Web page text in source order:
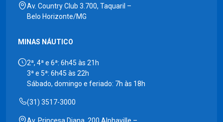
Av. Country Club 3.700, Taquaril –
Belo Horizonte/MG
MINAS NÁUTICO
2ª, 4ª e 6ª: 6h45 às 21h
3ª e 5ª: 6h45 às 22h
Sábado, domingo e feriado: 7h às 18h
(31) 3517-3000